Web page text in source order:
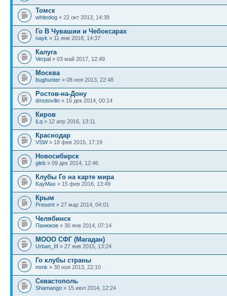
Томск
whitedog » 22 окт 2013, 14:38
Го В Чувашии и Чебоксарах
nayk » 11 янв 2018, 14:37
Калуга
Verpal » 03 май 2017, 12:49
Москва
bughunter » 08 ноя 2013, 22:48
Ростов-на-Дону
dmotovilin » 16 дек 2014, 00:14
Киров
iLq » 12 апр 2016, 13:11
Краснодар
VSW» 18 фев 2015, 17:19
Новосибирск
gleb » 09 дек 2014, 12:46
Клубы Го на карте мира
KayMax » 15 фев 2016, 13:49
Крым
Present » 27 мар 2014, 04:01
Челябинск
Панюков » 30 янв 2014, 07:14
МООО СФГ (Магадан)
Urban_III » 27 янв 2015, 13:24
Го клубы страны
mmk » 30 ноя 2013, 22:10
Севастополь
Shamango » 15 июл 2014, 12:24